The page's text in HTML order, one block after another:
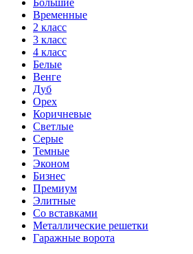
Временные
2 класс
3 класс
4 класс
Белые
Венге
Дуб
Орех
Коричневые
Светлые
Серые
Темные
Эконом
Бизнес
Премиум
Элитные
Со вставками
Металлические решетки
Гаражные ворота